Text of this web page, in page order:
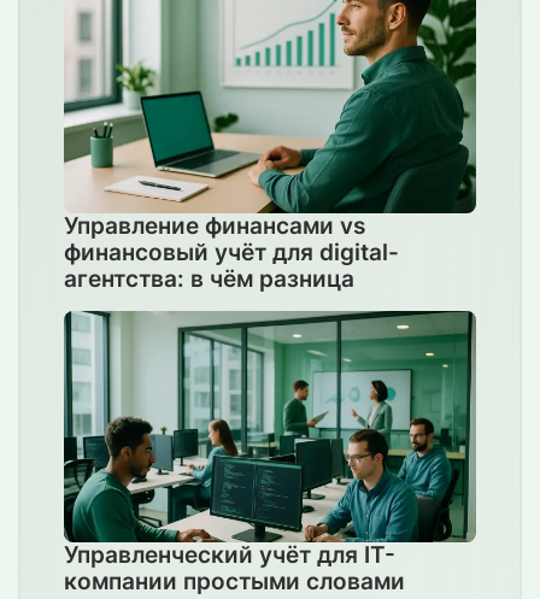
Управление финансами vs
финансовый учёт для digital-
агентства: в чём разница
Управленческий учёт для IT-
компании простыми словами